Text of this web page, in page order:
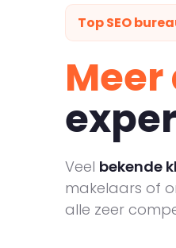
Top SEO
Veel bekende
makelaars of
alle zeer